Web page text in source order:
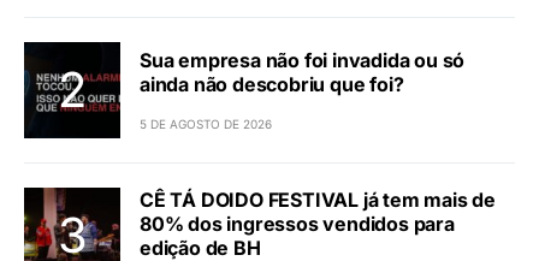
Sua empresa não foi invadida ou só
ainda não descobriu que foi?
5 DE AGOSTO DE 2026
CÊ TÁ DOIDO FESTIVAL já tem mais de
80% dos ingressos vendidos para
edição de BH